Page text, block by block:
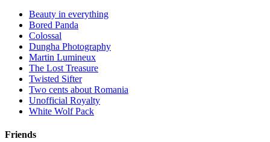
Beauty in everything
Bored Panda
Colossal
Dungha Photography
Martin Lumineux
The Lost Treasure
Twisted Sifter
Two cents about Romania
Unofficial Royalty
White Wolf Pack
Friends